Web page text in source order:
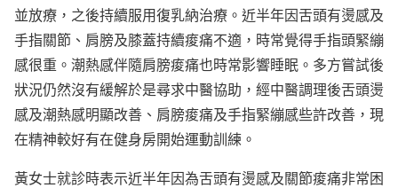
並放療，之後持續服用復乳納治療。近半年因舌頭有燙感及
手指關節、肩膀及膝蓋持續痠痛不適，時常覺得手指頭緊繃
感很重。潮熱感伴隨肩膀痠痛也時常影響睡眠。多方嘗試後
狀況仍然沒有緩解於是尋求中醫協助，經中醫調理後舌頭燙
感及潮熱感明顯改善、肩膀痠痛及手指緊繃感些許改善，現
在精神較好有在健身房開始運動訓練。
黃女士就診時表示近半年因為舌頭有燙感及關節痠痛非常困